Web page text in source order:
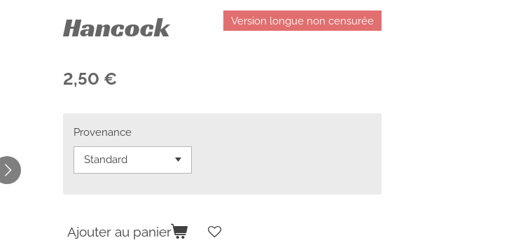
Hancock Version longue non censurée
2,50 €
Provenance
Ajouter au panier